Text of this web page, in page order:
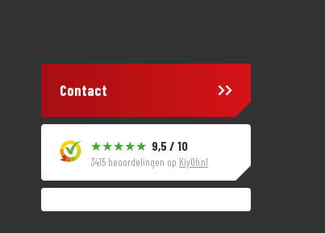
Contact
9,5 / 10
3415 beoordelingen op KiyOh.nl